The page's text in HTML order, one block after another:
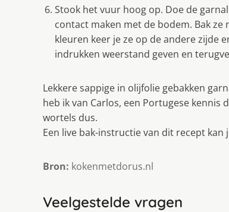
Stook het vuur hoog op. Doe de
contact maken met de bodem. Bak
kleuren keer je ze op de andere zijde
indrukken weerstand geven en
Lekkere sappige in olijfolie gebakken
heb ik van Carlos, een Portugese
wortels dus.
Een live bak-instructie van dit recept kan
Bron: kokenmetdorus.nl
Veelgestelde vragen